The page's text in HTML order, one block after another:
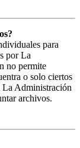
para
por La
no permite
o solo ciertos
La Administración
archivos.